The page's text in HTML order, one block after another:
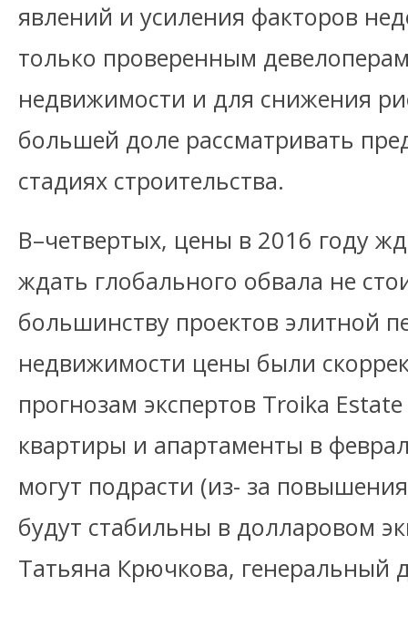
явлений и усиления факторов
только проверенным
недвижимости и для снижения
большей доле рассматривать
стадиях строительства.
В–четвертых, цены в 2016 году
ждать глобального обвала не
большинству проектов элитной
недвижимости цены были
прогнозам экспертов Troika
квартиры и апартаменты в
могут подрасти (из- за
будут стабильны в долларовом
Татьяна Крючкова, генеральный